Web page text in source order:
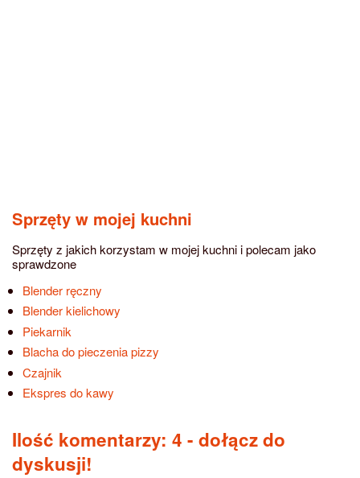
Sprzęty w mojej kuchni
Sprzęty z jakich korzystam w mojej kuchni i polecam jako
sprawdzone
Blender ręczny
Blender kielichowy
Piekarnik
Blacha do pieczenia pizzy
Czajnik
Ekspres do kawy
Ilość komentarzy: 4 - dołącz do
dyskusji!